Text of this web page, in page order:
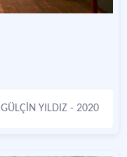
GÜLÇİN YILDIZ - 2020